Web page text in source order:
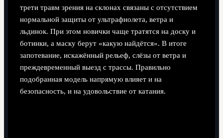
трети травм зрения на склонах связаны с отсутствием
нормальной защиты от ультрафиолета, ветра и
льдинок. При этом новички чаще тратятся на доску и
ботинки, а маску берут «какую найдётся». В итоге
запотевание, искажённый рельеф, слёзы от ветра и
преждевременный выезд с трассы. Правильно
подобранная модель напрямую влияет и на
безопасность, и на удовольствие от катания.